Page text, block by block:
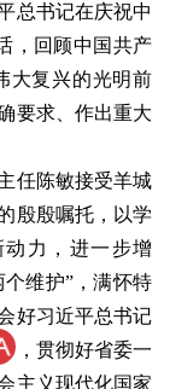
总书记在庆祝中
，回顾中国共产
大复兴的光明前
要求、作出重大
任陈敏接受羊城
殷殷嘱托，以学
力，进一步增
个维护”，满怀特
好习近平总书记
，贯彻好省委一
主义现代化国家